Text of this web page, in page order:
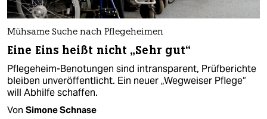
Mühsame Suche nach Pflegeheimen
Eine Eins heißt nicht „Sehr gut“
Pflegeheim-Benotungen sind intransparent, Prüfberichte
bleiben unveröffentlicht. Ein neuer „Wegweiser Pflege“
will Abhilfe schaffen.
Von Simone Schnase